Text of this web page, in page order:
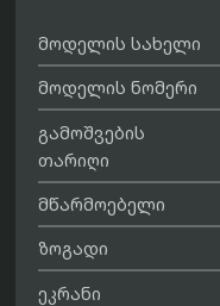
მოდელის სახელი
მოდელის ნომერი
გამოშვების
თარიღი
მწარმოებელი
ზოგადი
ეკრანი